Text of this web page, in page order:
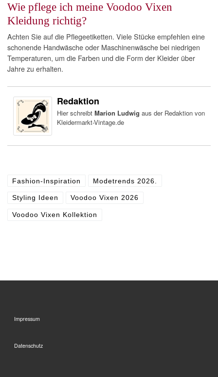
Wie pflege ich meine Voodoo Vixen
Kleidung richtig?
Achten Sie auf die Pflegeetiketten. Viele Stücke empfehlen eine
schonende Handwäsche oder Maschinenwäsche bei niedrigen
Temperaturen, um die Farben und die Form der Kleider über
Jahre zu erhalten.
Redaktion
Hier schreibt Marion Ludwig aus der Redaktion von
Kleidermarkt-Vintage.de
Fashion-Inspiration Modetrends 2026.
Styling Ideen Voodoo Vixen 2026
Voodoo Vixen Kollektion
Impressum
Datenschutz